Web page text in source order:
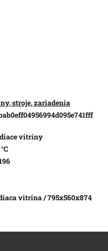
stroje, zariadenia
vitríny
vitrína / 795x560x874